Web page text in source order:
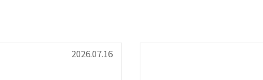
2026.07.16